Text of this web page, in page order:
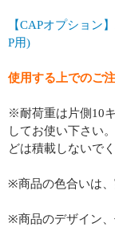
【CAPオプション
P用)
使用する上でのご
※耐荷重は片側10
してお使い下さい
どは積載しないでく
※商品の色合いは、
※商品のデザイン